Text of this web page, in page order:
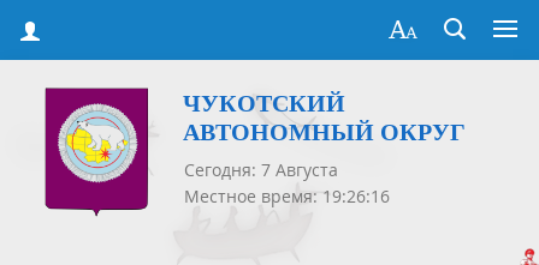
ЧУКОТСКИЙ
АВТОНОМНЫЙ ОКРУГ
Сегодня: 7 Августа
Местное время: 19:26:16